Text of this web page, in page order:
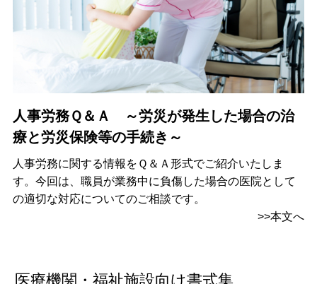
人事労務Ｑ＆Ａ ～労災が発生した場合の治
療と労災保険等の手続き～
人事労務に関する情報をＱ＆Ａ形式でご紹介いたしま
す。今回は、職員が業務中に負傷した場合の医院として
の適切な対応についてのご相談です。
>>本文へ
医療機関・福祉施設向け書式集